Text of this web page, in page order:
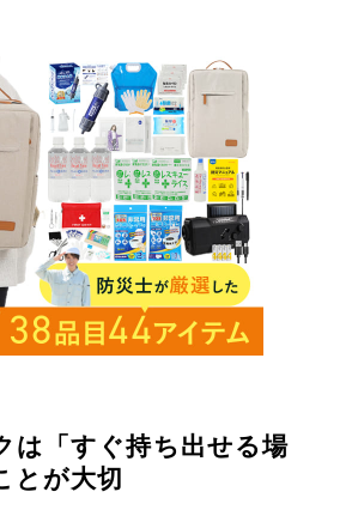
は「すぐ持ち出せる場
とが大切